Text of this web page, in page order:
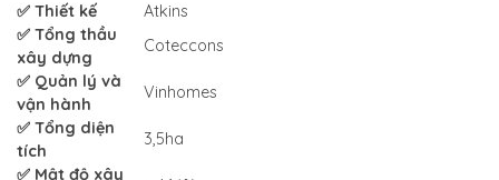
✅ Thiết kế
Atkins
✅ Tổng thầu
xây dựng
Coteccons
✅ Quản lý và
vận hành
Vinhomes
✅ Tổng diện
tích
3,5ha
✅ Mật độ xây